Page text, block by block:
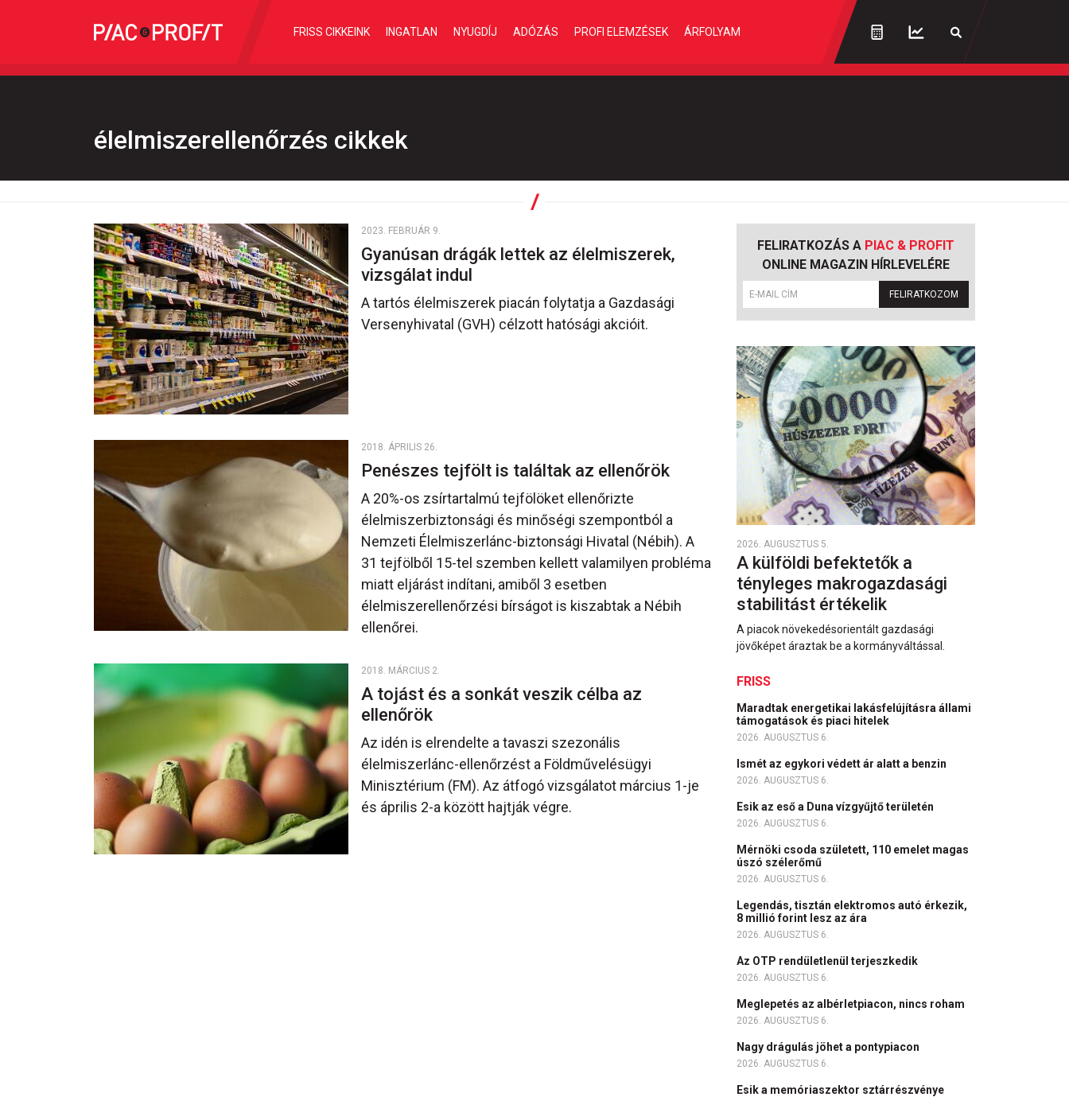
FRISS CIKKEINK INGATLAN NYUGDÍJ ADÓZÁS PROFI ELEMZÉSEK ÁRFOLYAM
élelmiszerellenőrzés cikkek
2023. FEBRUÁR 9.
Gyanúsan drágák lettek az élelmiszerek,
vizsgálat indul
A tartós élelmiszerek piacán folytatja a Gazdasági
Versenyhivatal (GVH) célzott hatósági akcióit.
2018. ÁPRILIS 26.
Penészes tejfölt is találtak az ellenőrök
A 20%-os zsírtartalmú tejfölöket ellenőrizte
élelmiszerbiztonsági és minőségi szempontból a
Nemzeti Élelmiszerlánc-biztonsági Hivatal (Nébih). A
31 tejfölből 15-tel szemben kellett valamilyen probléma
miatt eljárást indítani, amiből 3 esetben
élelmiszerellenőrzési bírságot is kiszabtak a Nébih
ellenőrei.
2018. MÁRCIUS 2.
A tojást és a sonkát veszik célba az
ellenőrök
Az idén is elrendelte a tavaszi szezonális
élelmiszerlánc-ellenőrzést a Földművelésügyi
Minisztérium (FM). Az átfogó vizsgálatot március 1-je
és április 2-a között hajtják végre.
FELIRATKOZÁS A PIAC & PROFIT
ONLINE MAGAZIN HÍRLEVELÉRE
FELIRATKOZOM
2026. AUGUSZTUS 5.
A külföldi befektetők a
tényleges makrogazdasági
stabilitást értékelik
A piacok növekedésorientált gazdasági
jövőképet áraztak be a kormányváltással.
FRISS
Maradtak energetikai lakásfelújításra állami
támogatások és piaci hitelek
2026. AUGUSZTUS 6.
Ismét az egykori védett ár alatt a benzin
2026. AUGUSZTUS 6.
Esik az eső a Duna vízgyűjtő területén
2026. AUGUSZTUS 6.
Mérnöki csoda született, 110 emelet magas
úszó szélerőmű
2026. AUGUSZTUS 6.
Legendás, tisztán elektromos autó érkezik,
8 millió forint lesz az ára
2026. AUGUSZTUS 6.
Az OTP rendületlenül terjeszkedik
2026. AUGUSZTUS 6.
Meglepetés az albérletpiacon, nincs roham
2026. AUGUSZTUS 6.
Nagy drágulás jöhet a pontypiacon
2026. AUGUSZTUS 6.
Esik a memóriaszektor sztárrészvénye